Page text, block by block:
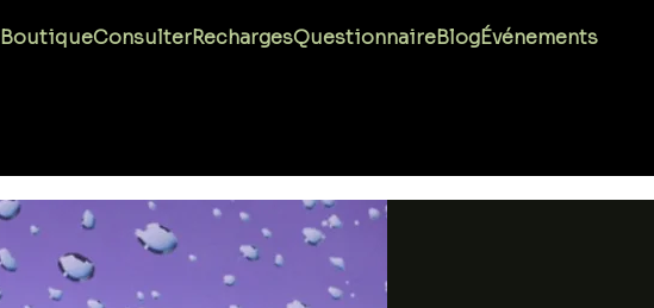
BoutiqueConsulterRechargesQuestionnaireBlogÉvénements